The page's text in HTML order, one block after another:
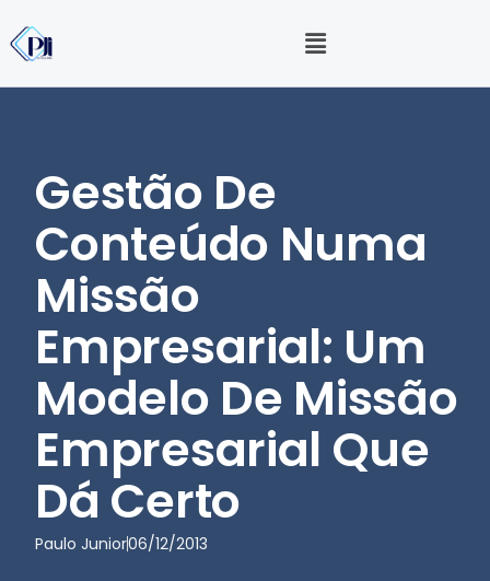
Gestão De
Conteúdo Numa
Missão
Empresarial: Um
Modelo De Missão
Empresarial Que
Dá Certo
Paulo Junior06/12/2013